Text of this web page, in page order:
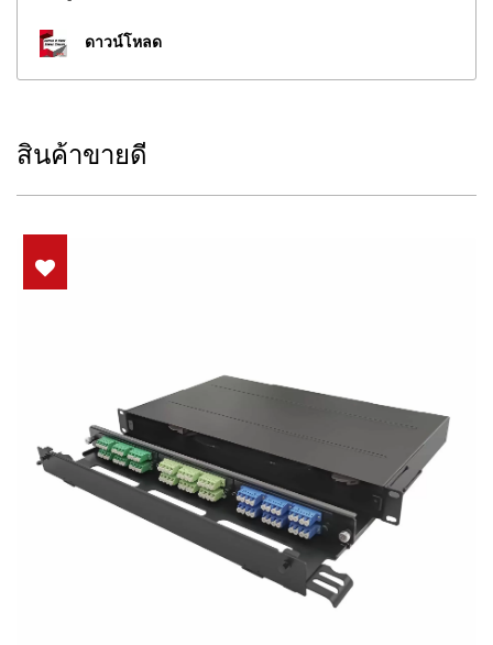
ดาวน์โหลด
สินค้าขายดี